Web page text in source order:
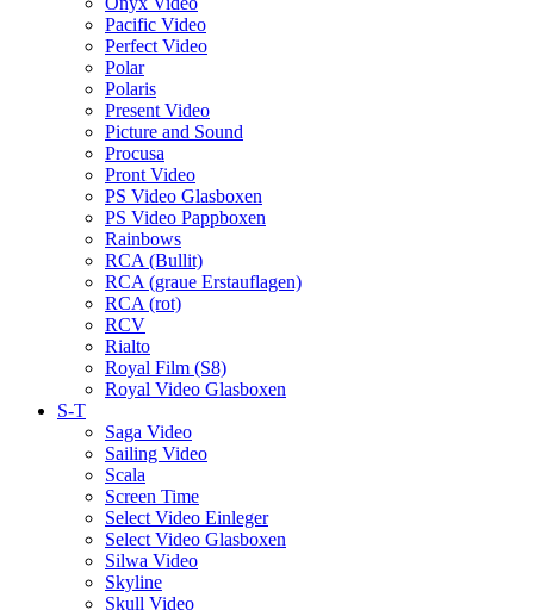
Pacific Video
Perfect Video
Polar
Polaris
Present Video
Picture and Sound
Procusa
Pront Video
PS Video Glasboxen
PS Video Pappboxen
Rainbows
RCA (Bullit)
RCA (graue Erstauflagen)
RCA (rot)
RCV
Rialto
Royal Film (S8)
Royal Video Glasboxen
S-T
Saga Video
Sailing Video
Scala
Screen Time
Select Video Einleger
Select Video Glasboxen
Silwa Video
Skyline
Skull Video